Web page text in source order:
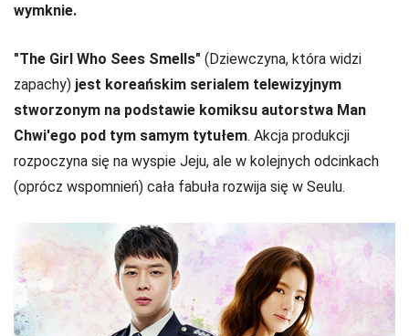
wymknie.
"The Girl Who Sees Smells" (Dziewczyna, która widzi
zapachy) jest koreańskim serialem telewizyjnym
stworzonym na podstawie komiksu autorstwa Man
Chwi'ego pod tym samym tytułem. Akcja produkcji
rozpoczyna się na wyspie Jeju, ale w kolejnych odcinkach
(oprócz wspomnień) cała fabuła rozwija się w Seulu.